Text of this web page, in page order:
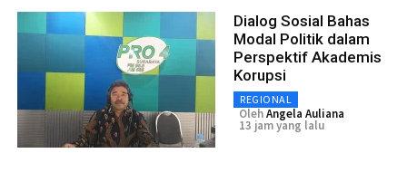
Dialog Sosial Bahas
Modal Politik dalam
Perspektif Akademis
Korupsi
REGIONAL
OlehAngela Auliana
13 jam yang lalu